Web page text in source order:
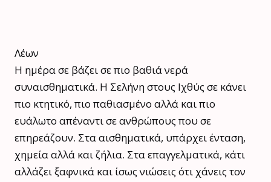
Λέων
Η ημέρα σε βάζει σε πιο βαθιά νερά
συναισθηματικά. Η Σελήνη στους Ιχθύς σε κάνει
πιο κτητικό, πιο παθιασμένο αλλά και πιο
ευάλωτο απέναντι σε ανθρώπους που σε
επηρεάζουν. Στα αισθηματικά, υπάρχει ένταση,
χημεία αλλά και ζήλια. Στα επαγγελματικά, κάτι
αλλάζει ξαφνικά και ίσως νιώσεις ότι χάνεις τον